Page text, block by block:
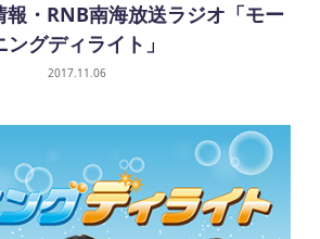
報・RNB南海放送ラジオ「モー
ングディライト」
2017.11.06